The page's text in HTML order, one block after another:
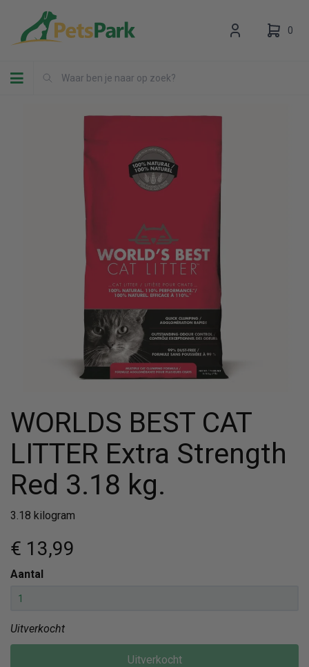
Toggle navigation
0
Uw winkelwagen is leeg.
Vul hem met producten.
WORLDS BEST CAT
LITTER Extra Strength
Red 3.18 kg.
3.18 kilogram
€ 13,99
Aantal
Uitverkocht
Uitverkocht